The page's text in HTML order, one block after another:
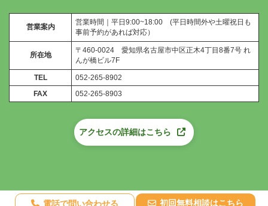
営業案内
営業時間｜平日9:00~18:00 (平日時間外や土曜祝日も
事前予約があれば対応）
所在地
〒460-0024 愛知県名古屋市中区正木4丁目8番7号 れ
んが橋ビル7F
TEL
052-265-8902
FAX
052-265-8903
アクセスの詳細はこちら
電話で問い合わせる 初回無料相談はこちら